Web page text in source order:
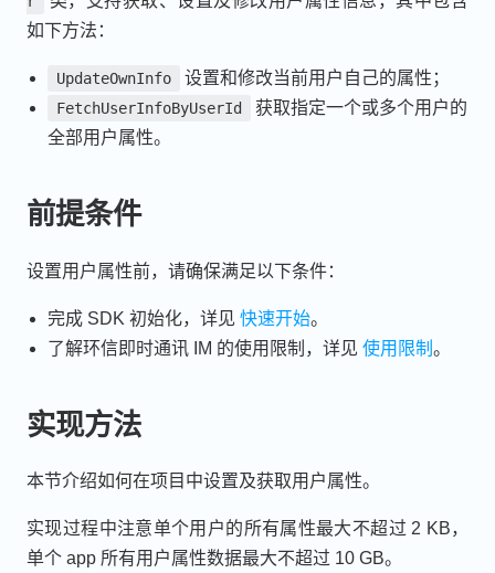
如下方法：
UpdateOwnInfo 设置和修改当前用户自己的属性；
FetchUserInfoByUserId
获取指定一个或多个用户的
全部用户属性。
前提条件
设置用户属性前，请确保满足以下条件：
完成 SDK 初始化，详见快速开始。
了解环信即时通讯 IM 的使用限制，详见使用限制。
实现方法
本节介绍如何在项目中设置及获取用户属性。
实现过程中注意单个用户的所有属性最大不超过 2 KB，
单个 app 所有用户属性数据最大不超过 10 GB。